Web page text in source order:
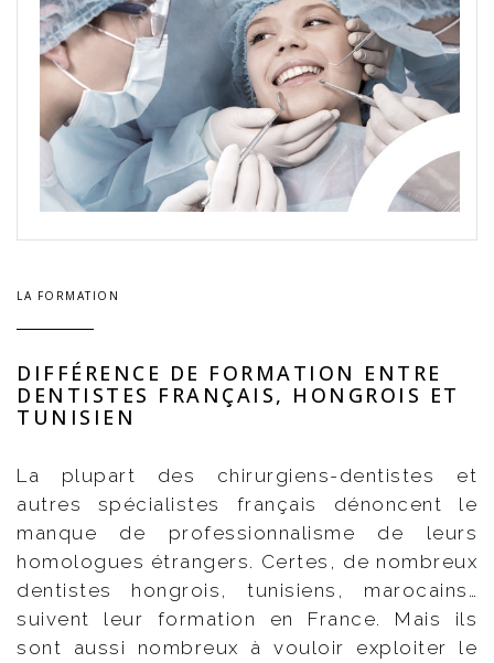
LA FORMATION
DIFFÉRENCE DE FORMATION ENTRE
DENTISTES FRANÇAIS, HONGROIS ET
TUNISIEN
La plupart des chirurgiens-dentistes et
autres spécialistes français dénoncent le
manque de professionnalisme de leurs
homologues étrangers. Certes, de nombreux
dentistes hongrois, tunisiens, marocains…
suivent leur formation en France. Mais ils
sont aussi nombreux à vouloir exploiter le